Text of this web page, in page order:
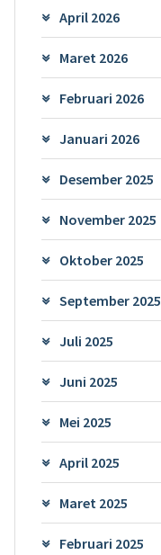
April 2026
Maret 2026
Februari 2026
Januari 2026
Desember 2025
November 2025
Oktober 2025
September 2025
Juli 2025
Juni 2025
Mei 2025
April 2025
Maret 2025
Februari 2025